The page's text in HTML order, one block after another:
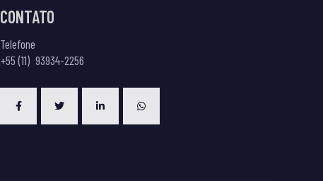
CONTATO
Telefone
+55 (11) 93934-2256